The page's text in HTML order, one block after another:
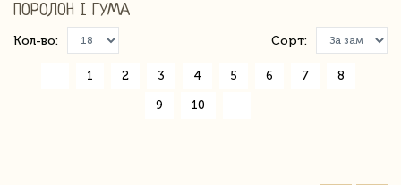
ПОРОЛОН І ГУМА
Кол-во: Сорт:
1 2 3 4 5 6 7 8
9 10